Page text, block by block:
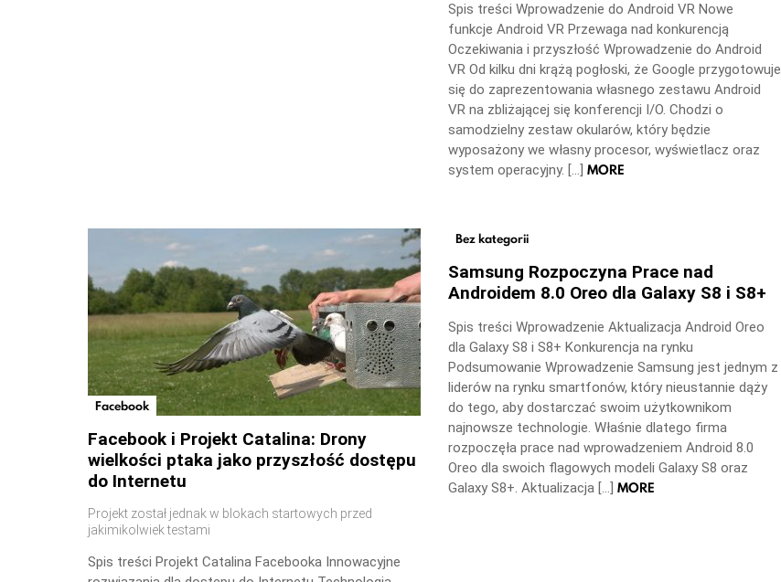
Spis treści Wprowadzenie do Android VR Nowe
funkcje Android VR Przewaga nad konkurencją
Oczekiwania i przyszłość Wprowadzenie do Android
VR Od kilku dni krążą pogłoski, że Google przygotowuje
się do zaprezentowania własnego zestawu Android
VR na zbliżającej się konferencji I/O. Chodzi o
samodzielny zestaw okularów, który będzie
wyposażony we własny procesor, wyświetlacz oraz
system operacyjny. […] MORE
Facebook
Facebook i Projekt Catalina: Drony
wielkości ptaka jako przyszłość dostępu
do Internetu
Projekt został jednak w blokach startowych przed
jakimikolwiek testami
Spis treści Projekt Catalina Facebooka Innowacyjne
Bez kategorii
Samsung Rozpoczyna Prace nad
Androidem 8.0 Oreo dla Galaxy S8 i S8+
Spis treści Wprowadzenie Aktualizacja Android Oreo
dla Galaxy S8 i S8+ Konkurencja na rynku
Podsumowanie Wprowadzenie Samsung jest jednym z
liderów na rynku smartfonów, który nieustannie dąży
do tego, aby dostarczać swoim użytkownikom
najnowsze technologie. Właśnie dlatego firma
rozpoczęła prace nad wprowadzeniem Android 8.0
Oreo dla swoich flagowych modeli Galaxy S8 oraz
Galaxy S8+. Aktualizacja […] MORE